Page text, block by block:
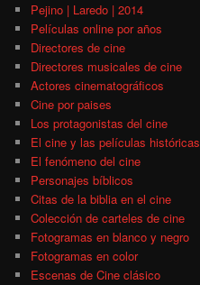
Pejino | Laredo | 2014
Películas online por años
Directores de cine
Directores musicales de cine
Actores cinematográficos
Cine por paises
Los protagonistas del cine
El cine y las películas históricas
El fenómeno del cine
Personajes bíblicos
Citas de la biblia en el cine
Colección de carteles de cine
Fotogramas en blanco y negro
Fotogramas en color
Escenas de Cine clásico